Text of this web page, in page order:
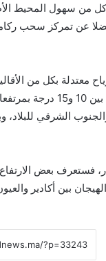
من سهول المحيط
فضلا عن تمركز سحب
بكل من
فستعرف بعض
بين أكادير